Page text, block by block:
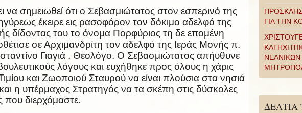
να σημειωθεί ότι ο Σεβασμιώτατος στον εσπερινό της
έκειρε εις ρασοφόρον τον δόκιμο αδελφό της
δίδοντας του το όνομα Πορφύριος τη δε επομένη
σε Αρχιμανδρίτη τον αδελφό της Ιεράς Μονής π.
Γιαγιά , Θεολόγο. Ο Σεβασμιώτατος απήυθυνε
λόγους και ευχήθηκε προς όλους η χάρις
και Ζωοποιού Σταυρού να είναι πλούσια στα νησιά
η υπέρμαχος Στρατηγός να τα σκέπη στις δύσκολες
που διερχόμαστε.
ΓΙΑ ΤΗΝ